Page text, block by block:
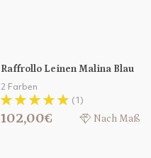
Raffrollo Leinen Malina Blau
2 Farben
(1)
102,00€ Nach Maß